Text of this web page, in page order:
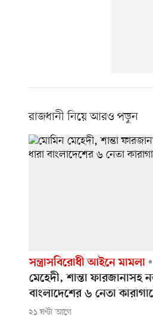
রাজধানী নিয়ে আরও পড়ুন
সন্ত্রাসবিরোধী আইনে মামলা
মেহেদী, শান্তা ফারজানাসহ
বাংলাদেশের ৬ নেতা
২১ ঘণ্টা আগে